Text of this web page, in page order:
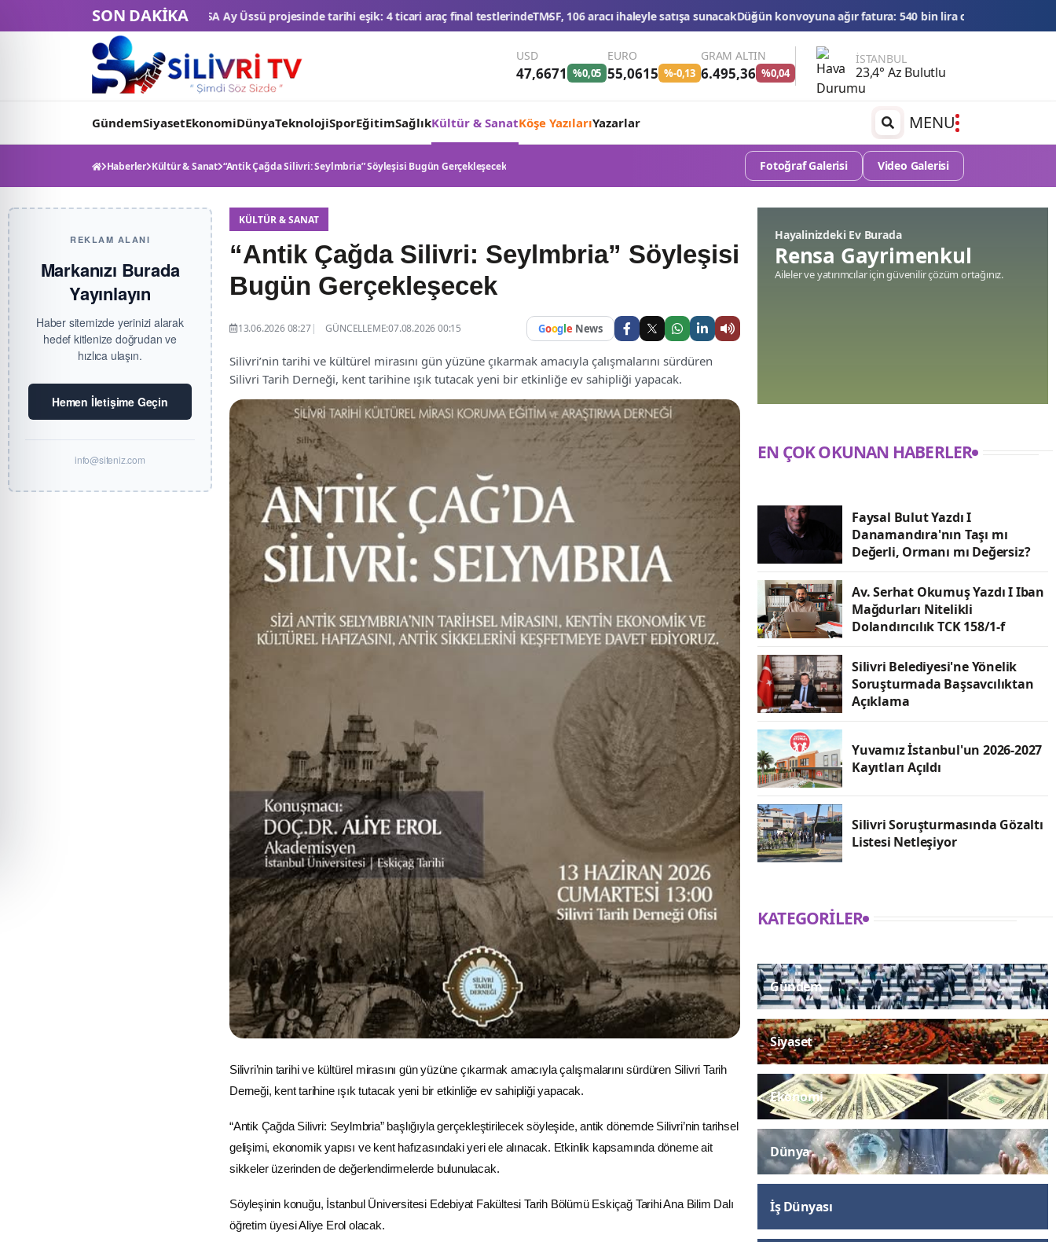
SON DAKİKA
NASA Ay Üssü projesinde tarihi eşik: 4 ticari araç final testlerindeTMSF, 106 aracı ihaleyle satışa sunacakDüğün konvoyuna ağır fatura: 540 bin lira ceza, 6 araç trafikten men edildi
USD
47,6671 %0,05
EURO
55,0615 %-0,13
GRAM ALTIN
6.495,36 %0,04
İSTANBUL
23,4° Az Bulutlu
GündemSiyasetEkonomiDünyaTeknolojiSporEğitimSağlıkKültür & SanatKöşe YazılarıYazarlar MENU
Haberler Kültür & Sanat “Antik Çağda Silivri: Seylmbria” Söyleşisi Bugün Gerçekleşecek Fotoğraf Galerisi Video Galerisi
REKLAM ALANI
Markanızı Burada
Yayınlayın
Haber sitemizde yerinizi alarak
hedef kitlenize doğrudan ve
hızlıca ulaşın.
Hemen İletişime Geçin
info@siteniz.com
KÜLTÜR & SANAT
“Antik Çağda Silivri: Seylmbria” Söyleşisi
Bugün Gerçekleşecek
13.06.2026 08:27 GÜNCELLEME:07.08.2026 00:15 Google News
Silivri’nin tarihi ve kültürel mirasını gün yüzüne çıkarmak amacıyla çalışmalarını sürdüren
Silivri Tarih Derneği, kent tarihine ışık tutacak yeni bir etkinliğe ev sahipliği yapacak.
Silivri’nin tarihi ve kültürel mirasını gün yüzüne çıkarmak amacıyla çalışmalarını sürdüren Silivri Tarih
Derneği, kent tarihine ışık tutacak yeni bir etkinliğe ev sahipliği yapacak.
“Antik Çağda Silivri: Seylmbria” başlığıyla gerçekleştirilecek söyleşide, antik dönemde Silivri’nin tarihsel
gelişimi, ekonomik yapısı ve kent hafızasındaki yeri ele alınacak. Etkinlik kapsamında döneme ait
sikkeler üzerinden de değerlendirmelerde bulunulacak.
Söyleşinin konuğu, İstanbul Üniversitesi Edebiyat Fakültesi Tarih Bölümü Eskiçağ Tarihi Ana Bilim Dalı
öğretim üyesi Aliye Erol olacak.
Hayalinizdeki Ev Burada
Rensa Gayrimenkul
Aileler ve yatırımcılar için güvenilir çözüm ortağınız.
EN ÇOK OKUNAN HABERLER
Faysal Bulut Yazdı I
Danamandıra'nın Taşı mı
Değerli, Ormanı mı Değersiz?
Av. Serhat Okumuş Yazdı I Iban
Mağdurları Nitelikli
Dolandırıcılık TCK 158/1-f
Silivri Belediyesi'ne Yönelik
Soruşturmada Başsavcılıktan
Açıklama
Yuvamız İstanbul'un 2026-2027
Kayıtları Açıldı
Silivri Soruşturmasında Gözaltı
Listesi Netleşiyor
KATEGORILER
Gündem
Siyaset
Ekonomi
Dünya
İş Dünyası